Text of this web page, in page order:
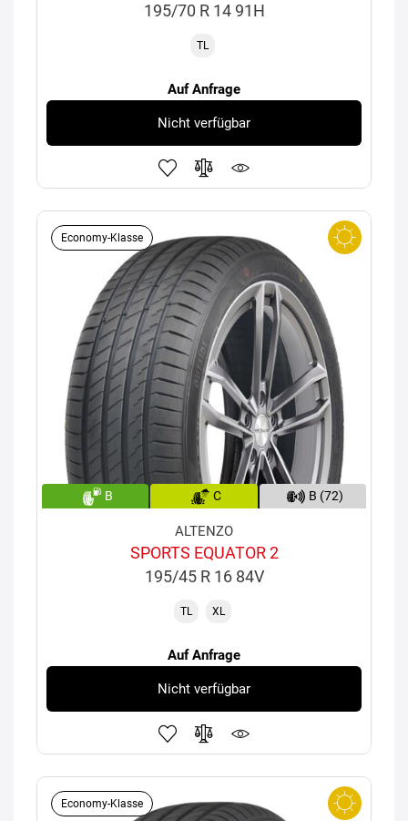
195/70 R 14 91H
TL
Auf Anfrage
Nicht verfügbar
Economy-Klasse
B C B (72)
ALTENZO
SPORTS EQUATOR 2
195/45 R 16 84V
TL XL
Auf Anfrage
Nicht verfügbar
Economy-Klasse